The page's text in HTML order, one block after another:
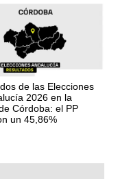
de las Elecciones
2026 en la
Córdoba: el PP
un 45,86%